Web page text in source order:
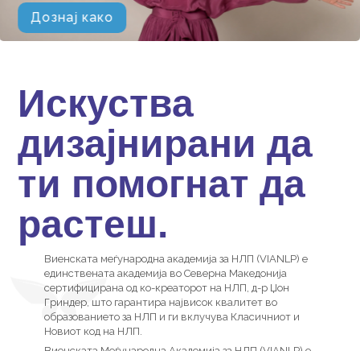
Дознај како
Искуства
дизајнирани да
ти помогнат да
растеш.
Виенската меѓународна академија за НЛП (VIANLP) е
единствената академија во Северна Македонија
сертифицирана од ко-креаторот на НЛП, д-р Џон
Гриндер, што гарантира највисок квалитет во
образованието за НЛП и ги вклучува Класичниот и
Новиот код на НЛП.